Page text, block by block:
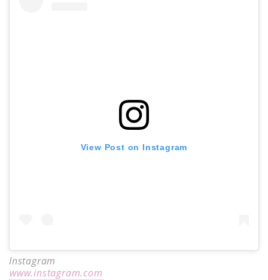
View Post on Instagram
Instagram
www.instagram.com